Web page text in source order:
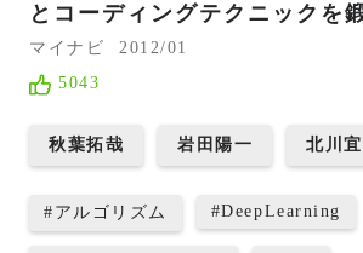
とコーディングテクニックを
マイナビ
2012/01
5043
秋葉拓哉 岩田陽一 北川
# アルゴリズム #DeepLearning